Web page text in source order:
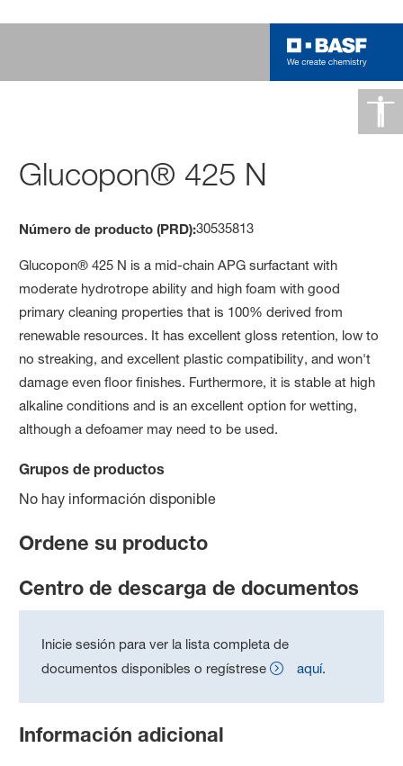
Glucopon® 425 N
Número de producto (PRD):30535813
Glucopon® 425 N is a mid-chain APG surfactant with
moderate hydrotrope ability and high foam with good
primary cleaning properties that is 100% derived from
renewable resources. It has excellent gloss retention, low to
no streaking, and excellent plastic compatibility, and won't
damage even floor finishes. Furthermore, it is stable at high
alkaline conditions and is an excellent option for wetting,
although a defoamer may need to be used.
Grupos de productos
No hay información disponible
Ordene su producto
Centro de descarga de documentos
Inicie sesión para ver la lista completa de
documentos disponibles o regístrese
aquí.
Información adicional